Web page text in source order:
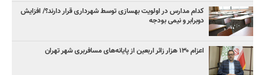
کدام مدارس در اولویت بهسازی توسط شهرداری قرار دارند؟/ افزایش
دوبرابر و نیمی بودجه
اعزام ۱۳۰ هزار زائر اربعین از پایانه‌های مسافربری شهر تهران